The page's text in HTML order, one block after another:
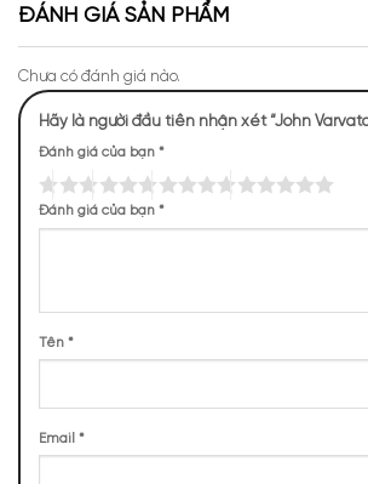
Mùi hương của Artisan Blu
NHỮNG NOTE HƯƠNG THEO
154 (8,01%) 136 (7,07%) 130
ĐÁNH GIÁ SẢN PHẨM
Chưa có đánh giá nào.
Hãy là người đầu tiên nhận xét “John
Đánh giá của bạn *
Đánh giá của bạn *
Tên *
Email *